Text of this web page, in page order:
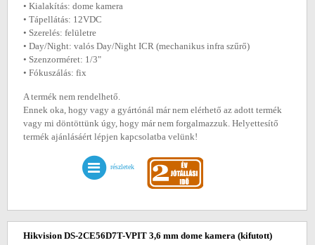
• Kialakítás: dome kamera
• Tápellátás: 12VDC
• Szerelés: felületre
• Day/Night: valós Day/Night ICR (mechanikus infra szűrő)
• Szenzorméret: 1/3"
• Fókuszálás: fix
A termék nem rendelhető.
Ennek oka, hogy vagy a gyártónál már nem elérhető az adott termék
vagy mi döntöttünk úgy, hogy már nem forgalmazzuk. Helyettesítő
termék ajánlásáért lépjen kapcsolatba velünk!
részletek
Hikvision DS-2CE56D7T-VPIT 3,6 mm dome kamera (kifutott)